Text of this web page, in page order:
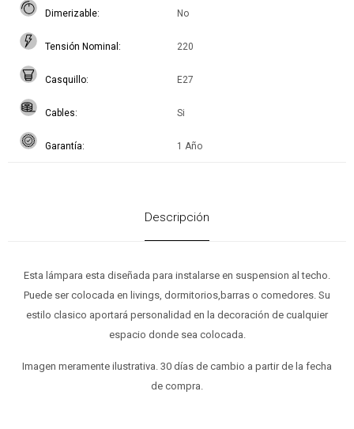
Dimerizable No
Tensión Nominal 220
Casquillo E27
Cables Si
Garantía 1 Año
Descripción
Esta lámpara esta diseñada para instalarse en suspension al techo.
Puede ser colocada en livings, dormitorios,barras o comedores. Su
estilo clasico aportará personalidad en la decoración de cualquier
espacio donde sea colocada.
Imagen meramente ilustrativa. 30 días de cambio a partir de la fecha
de compra.